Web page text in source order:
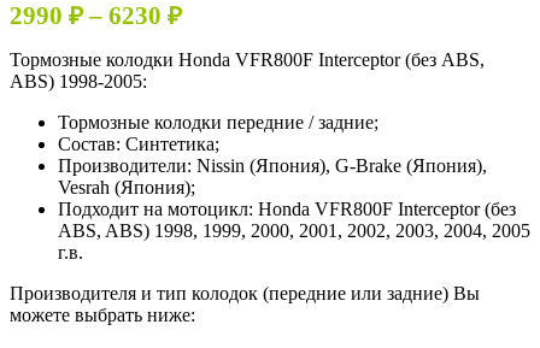
2990 ₽ – 6230 ₽Диапазон
2990 ₽
6230 ₽
Тормозные колодки Honda VFR800F Interceptor (без ABS,
ABS) 1998-2005:
Тормозные колодки передние / задние;
Состав: Синтетика;
Производители: Nissin (Япония), G-Brake (Япония),
Vesrah (Япония);
Подходит на мотоцикл: Honda VFR800F Interceptor (без
ABS, ABS) 1998, 1999, 2000, 2001, 2002, 2003, 2004, 2005
г.в.
Производителя и тип колодок (передние или задние) Вы
можете выбрать ниже: